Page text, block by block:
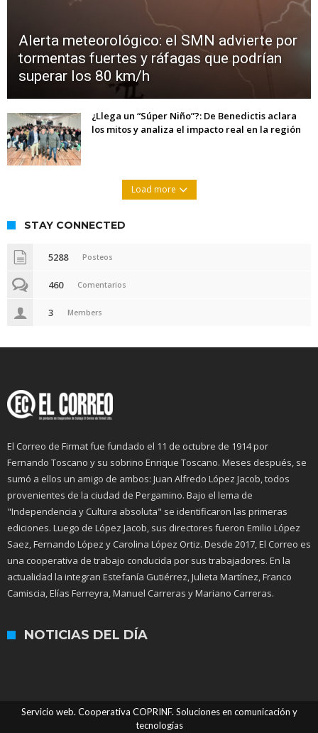
Alerta meteorológico: el SMN advierte por
tormentas fuertes y ráfagas que podrían
superar los 80 km/h
¿Llega un “Súper Niño”?: De Benedictis aclara
los mitos y analiza el impacto real en la región
Load more
STAY CONNECTED
5288 Posteos
460 Comentarios
3 Members
El Correo de Firmat fue fundado el 11 de octubre de 1914 por
Fernando Toscano y su sobrino Enrique Toscano. Meses después, se
sumó a ellos un amigo de ambos: Juan Alfredo López Jacob, todos
provenientes de la ciudad de Pergamino. Bajo el lema de
"Independencia y Cultura absoluta" se identificaron las primeras
ediciones. Luego de López Jacob, sus directores fueron Emilio López
Saez, Fernando López y Carolina López Ortiz. Desde 2017, El Correo es
una cooperativa de trabajo conducida por sus trabajadores. En la
actualidad la integran Estefanía Gutiérrez, Julieta Martínez, Franco
Camiscia, Elías Ferreyra, Manuel Carreras y Mariano Carreras.
NOTICIAS DEL DÍA
Servicio web. Cooperativa COPRINF. Soluciones en comunicación y
tecnologías